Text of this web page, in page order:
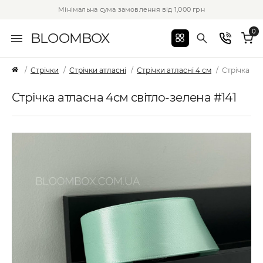
Мінімальна сума замовлення від 1,000 грн
BLOOMBOX 0
Стрічки Стрічки атласні Стрічки атласні 4 см Стрічка
Стрічка атласна 4см світло-зелена #141